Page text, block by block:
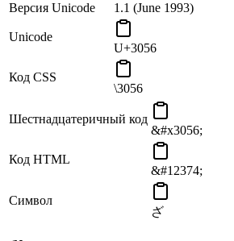
Версия Unicode
1.1 (June 1993)
Unicode
U+3056
Код CSS
\3056
Шестнадцатеричный код
&#x3056;
Код HTML
&#12374;
Символ
ざ